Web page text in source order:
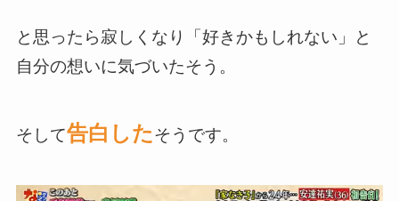
と思ったら寂しくなり「好きかもしれない」と
自分の想いに気づいたそう。
そして告白したそうです。